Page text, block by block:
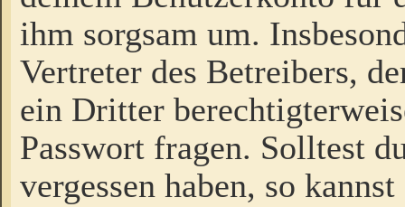
ihm sorgsam um.
Vertreter des Betreibers,
ein Dritter
Passwort fragen. Solltest
vergessen haben, so